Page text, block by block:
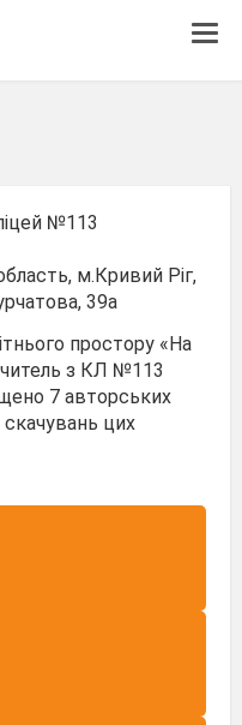
№113
м.Кривий Ріг,
39а
простору «На
з КЛ №113
7 авторських
скачувань цих